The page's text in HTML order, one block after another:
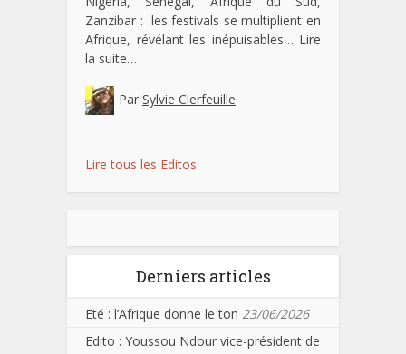
Zanzibar : les festivals se multiplient en
Afrique, révélant les inépuisables… Lire
la suite…
Par Sylvie Clerfeuille
Lire tous les Editos
Derniers articles
Eté : l’Afrique donne le ton 23/06/2026
Edito : Youssou Ndour vice-président de